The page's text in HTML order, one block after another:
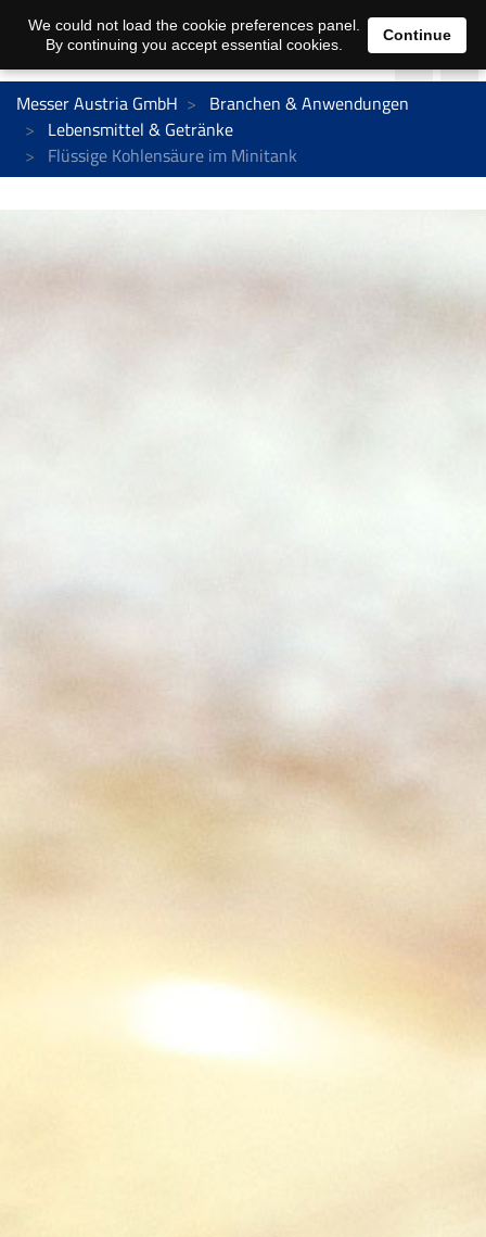
Messer Austria GmbH
Branchen & Anwendungen
Lebensmittel & Getränke
Flüssige Kohlensäure im Minitank
We could not load the cookie preferences panel.
By continuing you accept essential cookies.
Continue